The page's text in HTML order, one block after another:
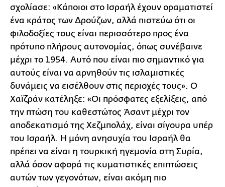
σχολίασε: «Κάποιοι στο Ισραήλ έχουν οραματιστεί
ένα κράτος των Δρούζων, αλλά πιστεύω ότι οι
φιλοδοξίες τους είναι περισσότερο προς ένα
πρότυπο πλήρους αυτονομίας, όπως συνέβαινε
μέχρι το 1954. Αυτό που είναι πιο σημαντικό για
αυτούς είναι να αρνηθούν τις ισλαμιστικές
δυνάμεις να εισέλθουν στις περιοχές τους». Ο
Χαϊζράν κατέληξε: «Οι πρόσφατες εξελίξεις, από
την πτώση του καθεστώτος Άσαντ μέχρι τον
αποδεκατισμό της Χεζμπολάχ, είναι σίγουρα υπέρ
του Ισραήλ. Η μόνη ανησυχία του Ισραήλ θα
πρέπει να είναι η τουρκική ηγεμονία στη Συρία,
αλλά όσον αφορά τις κυματιστικές επιπτώσεις
αυτών των γεγονότων, είναι ακόμη πιο